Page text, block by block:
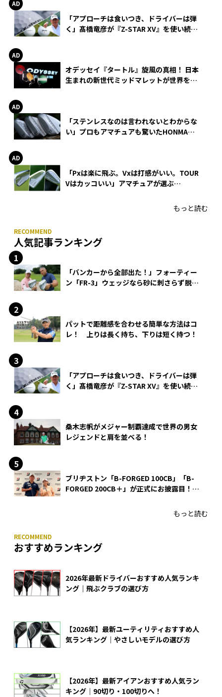
「アプローチは食いつき、ドライバーは弾
く」髙橋竜彦が『Z-STAR XV』を使い続け
オデッセイ『タートル』旋風の真相！ 日本
生まれの新世代ミッドマレットが世界を席
「ステンレスなのは言われないとわからな
い」プロもアマチュアも驚いたHONMA
「Pxは楽に飛ぶ。Vxは打感がいい。TOUR
Vはカッコいい」アマチュアが選ぶ
もっと読む
人気記事ランキング
「バンカーから全部出た！」フォーティー
ン「FR-3」ウェッジなら砂に刺さらず脱出
パットで距離感を合わせる簡単な方法はコ
レ！ 上りは長く持ち、下りは短く持つ！
「アプローチは食いつき、ドライバーは弾
く」髙橋竜彦が『Z-STAR XV』を使い続け
桑木志帆がメジャー制覇達成で世界の男女
レジェンドと肩を並べる！
ブリヂストン「B-FORGED 100CB」「B-
FORGED 200CB＋」が正式にお披露目！
もっと読む
おすすめランキング
2026年最新ドライバーおすすめ人気ランキ
ング｜飛ぶクラブの選び方
【2026年】最新ユーティリティおすすめ人
気ランキング｜やさしいモデルの選び方
【2026年】最新アイアンおすすめ人気ラン
キング｜90切り・100切りへ！